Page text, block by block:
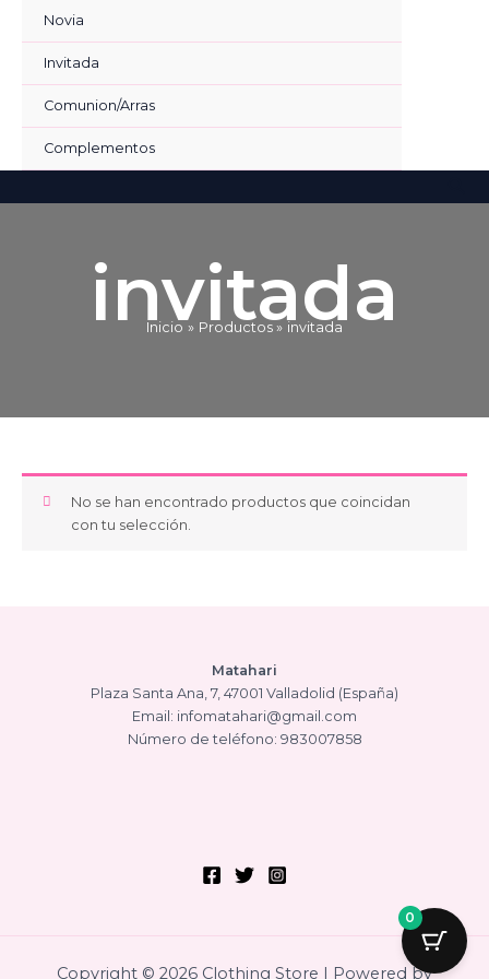
contenido
Novia
Invitada
Comunion/Arras
Complementos
invitada
Inicio Productos invitada
No se han encontrado productos que coincidan
con tu selección.
Matahari
Plaza Santa Ana, 7, 47001 Valladolid (España)
Email: infomatahari@gmail.com
Número de teléfono: 983007858
Copyright © 2026 Clothing Store | Powered by
0